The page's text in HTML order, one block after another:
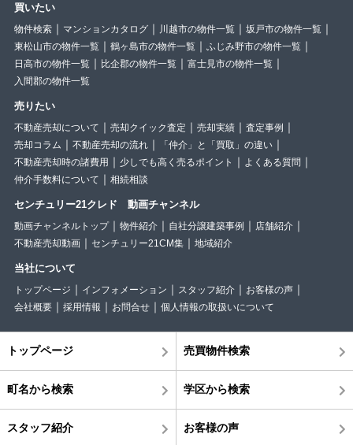
買いたい
物件検索 マンションカタログ 川越市の物件一覧
坂戸市の物件一覧
東松山市の物件一覧
鶴ヶ島市の物件一覧
ふじみ野市の物件一覧
日高市の物件一覧
比企郡の物件一覧
富士見市の物件一覧
入間郡の物件一覧
売りたい
不動産売却について 売却クイック査定 売却実績
査定事例
売却コラム
不動産売却の流れ
「仲介」と「買取」の違い
不動産売却時の諸費用
少しでも高く売るポイント
よくある質問
仲介手数料について
相続相談
センチュリー21クレド 動画チャンネル
動画チャンネルトップ 物件紹介 自社分譲建築事例
店舗紹介
不動産売却動画
センチュリー21CM集 地域紹介
当社について
トップページ インフォメーション スタッフ紹介
お客様の声
会社概要
採用情報 お問合せ 個人情報の取扱いについて
トップページ 売買物件検索
町名から検索 学区から検索
スタッフ紹介 お客様の声